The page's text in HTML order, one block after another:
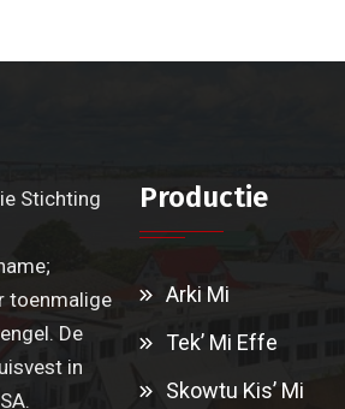
Stichting
toenmalige
De
in
Productie
Arki Mi
Tek’ Mi Effe
Skowtu Kis’ Mi